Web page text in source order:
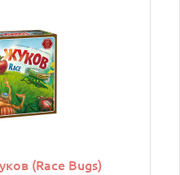
(Race Bugs)